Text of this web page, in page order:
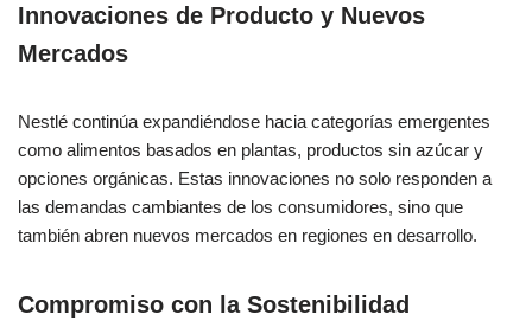
Innovaciones de Producto y Nuevos
Mercados
Nestlé continúa expandiéndose hacia categorías emergentes
como alimentos basados en plantas, productos sin azúcar y
opciones orgánicas. Estas innovaciones no solo responden a
las demandas cambiantes de los consumidores, sino que
también abren nuevos mercados en regiones en desarrollo.
Compromiso con la Sostenibilidad